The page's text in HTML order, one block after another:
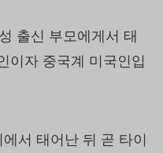
출신 부모에게서 태
이자 중국계 미국인입
서 태어난 뒤 곧 타이